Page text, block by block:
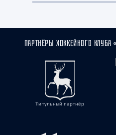
ПАРТНЁРЫ ХОККЕЙНОГО КЛУБА
Титульный партнёр